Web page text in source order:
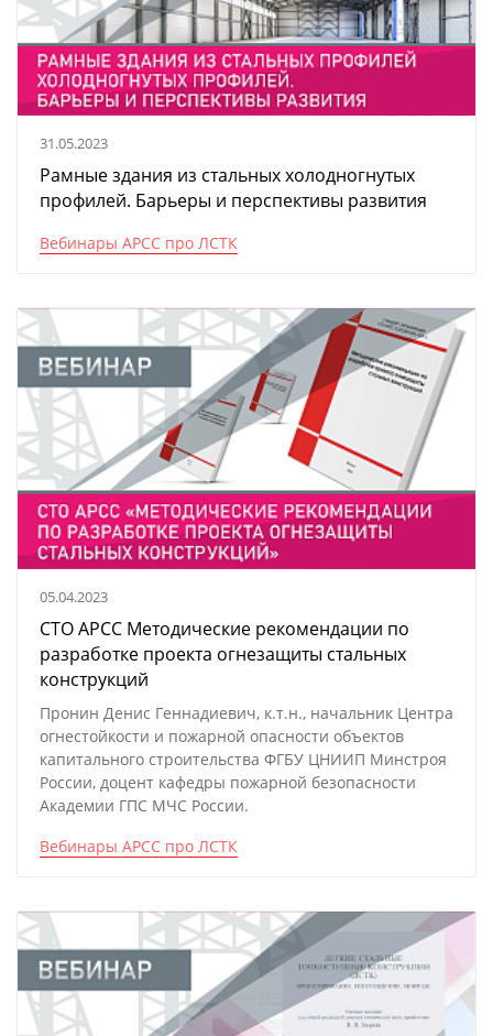
31.05.2023
Рамные здания из стальных холодногнутых
профилей. Барьеры и перспективы развития
Вебинары АРСС про ЛСТК
05.04.2023
СТО АРСС Методические рекомендации по
разработке проекта огнезащиты стальных
конструкций
Пронин Денис Геннадиевич, к.т.н., начальник Центра
огнестойкости и пожарной опасности объектов
капитального строительства ФГБУ ЦНИИП Минстроя
России, доцент кафедры пожарной безопасности
Академии ГПС МЧС России.
Вебинары АРСС про ЛСТК